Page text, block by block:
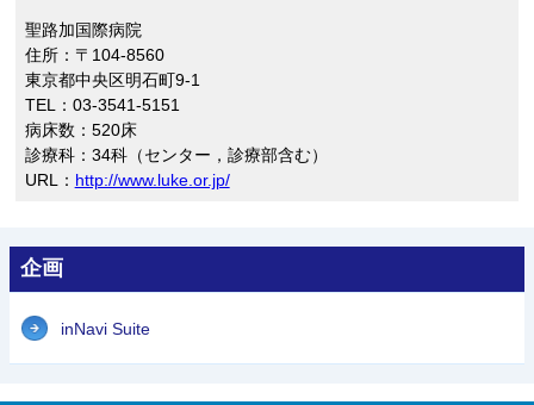
聖路加国際病院
住所：‌‌〒104-8560
東京都中央区明石町9-1
TEL：03-3541-5151
病床数：520床
診療科：34科（センター，診療部含む）
URL：‌‌ http://www.luke.or.jp/
企画
inNavi Suite